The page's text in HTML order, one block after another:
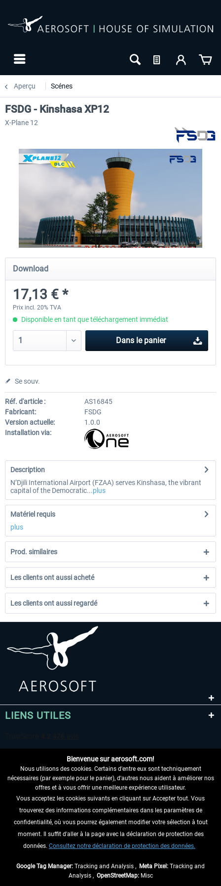
Aperçu Scénes
Airport Berlin Brandenburg V2 XP
30,20 € *
Airport Zurich V2.0 XP
FSDG - Kinshasa XP12
X-Plane 12
Download
17,13 € *
Prix incl. 20% TVA
Disponible en tant que téléchargement immédiat
Dans le panier
Se souv.
Réf. d'article :
AS16845
Fabricant:
FSDG
Version actuelle:
1.0.0
Installation via:
Description
N’Djili International Airport (FZAA) serves Kinshasa, the vibrant
capital of the Democratic...plus
Matériel requis
plus
Prod. similaires
Les clients ont aussi acheté
Les clients ont aussi regardé
LIENS UTILES
RENONCER AU CONTRAT ICI
INFORMATIONS
NE MANQUEZ PAS LES DERNIÈRES
Bienvenue sur aerosoft.com!
Nous utilisons des cookies. Certains d'entre eux sont techniquement
nécessaires (par exemple pour le panier), d'autres nous aident à améliorer nos
offres et à vous offrir une meilleure expérience utilisateur.
Vous acceptez les cookies suivants en cliquant sur Accepter tout. Vous
trouverez des informations complémentaires dans les paramètres de
confidentialité, où vous pourrez également modifier votre sélection à tout
moment. Il suffit d'aller à la page avec la déclaration de protection des
données. Consultez notre déclaration de protection des données.
Google Tag Manager: Tracking and Analysis , Meta Pixel: Tracking and
Analysis , OpenStreetMap:Misc